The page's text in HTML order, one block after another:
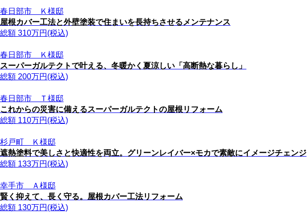
春日部市 Ｋ様邸
屋根カバー工法と外壁塗装で住まいを長持ちさせるメンテナンス
総額 310万円(税込)
春日部市 Ｋ様邸
スーパーガルテクトで叶える、冬暖かく夏涼しい「高断熱な暮らし」
総額 200万円(税込)
春日部市 Ｔ様邸
これからの災害に備えるスーパーガルテクトの屋根リフォーム
総額 110万円(税込)
杉戸町 Ｋ様邸
遮熱塗料で美しさと快適性を両立。グリーンレイバー×モカで素敵にイメージチェンジ
総額 133万円(税込)
幸手市 Ａ様邸
賢く抑えて、長く守る。屋根カバー工法リフォーム
総額 130万円(税込)